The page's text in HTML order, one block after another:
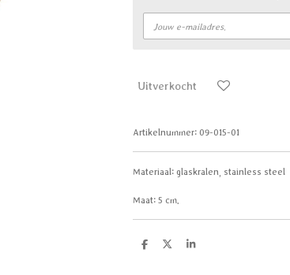
Uitverkocht
Artikelnummer: 09-015-01
Materiaal: glaskralen, stainless steel
Maat: 5 cm.
D
D
S